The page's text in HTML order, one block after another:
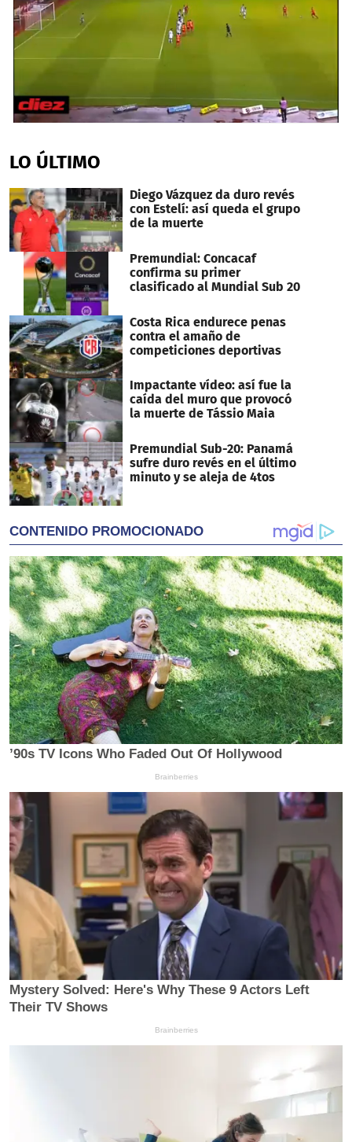
of
1
52
seconds
LO ÚLTIMO
Diego Vázquez da duro revés
con Estelí: así queda el grupo
de la muerte
Premundial: Concacaf
confirma su primer
clasificado al Mundial Sub 20
Costa Rica endurece penas
contra el amaño de
competiciones deportivas
Impactante vídeo: así fue la
caída del muro que provocó
la muerte de Tássio Maia
Premundial Sub-20: Panamá
sufre duro revés en el último
minuto y se aleja de 4tos